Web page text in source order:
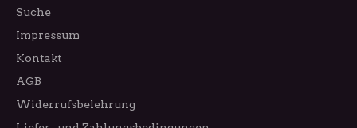
Suche
Impressum
Kontakt
AGB
Widerrufsbelehrung